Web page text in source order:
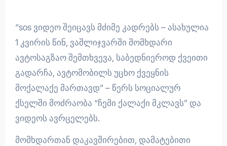
“sos ვიდეო შეიცავს მძიმე კადრებს – ასახულია
1 კვირის წინ, ვაშლიჯვარში მომხდარი
ავტოსაგზაო შემთხვევა, საბედნიეროდ ქვეითი
გადარჩა, ავტომობილს უცხო ქვეყნის
მოქალაქე მართავდ” – წერს სოციალურ
ქსელში მოძრაობა “ჩემი ქალაქი მკლავს” და
ვიდეოს ავრცელებს.
მომხდართან დაკავშირებით, დამატებითი